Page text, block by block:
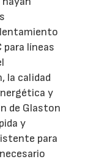
líneas
la calidad
y
de Glaston
y
para